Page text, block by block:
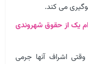
می کند.
یک از حقوق شهروندی
وقتی اشراف آنها جرمی